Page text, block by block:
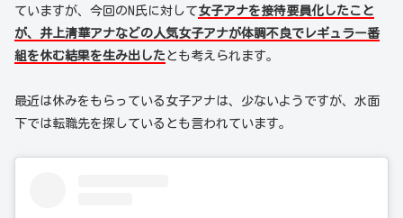
ていますが、今回のN氏に対して女子アナを接待要員化したこと
が、井上清華アナなどの人気女子アナが体調不良でレギュラー番
組を休む結果を生み出した とも考えられます。
最近は休みをもらっている女子アナは、少ないようですが、水面
下では転職先を探しているとも言われています。